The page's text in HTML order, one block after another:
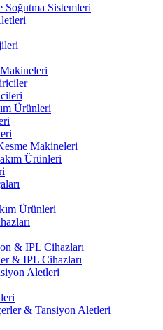
Soğutma Sistemleri
Ürünleri
Makineleri
Ürünleri
Ürünleri
& IPL Cihazları
& IPL Cihazları
Aletleri
& Tansiyon Aletleri